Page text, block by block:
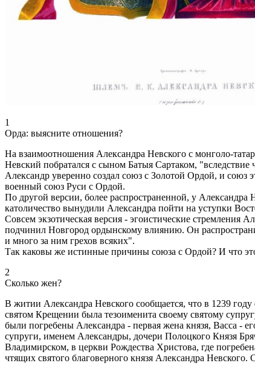
1
Орда: выясните отношения?
На взаимоотношения Александра Невского с монголо-
Невский побратался с сыном Батыя Сартаком,
Александр уверенно создал союз с Золотой Ордой, и союз
военный союз Руси с Ордой.
По другой версии, более распространенной, у
католичество вынудили Александра пойти на уступки
Совсем экзотическая версия - эгоистические
подчинил Новгород ордынскому влиянию. Он
и много за ним грехов всяких".
Так каковы же истинные причины союза с Ордой? И что
2
Сколько жен?
В житии Александра Невского сообщается, что в 1239
святом Крещении была тезоименита своему святому
были погребены Александра - первая жена князя, Васса -
супруги, именем Александры, дочери Полоцкого Князя
Владимирском, в церкви Рождества Христова, где
чтящих святого благоверного князя Александра